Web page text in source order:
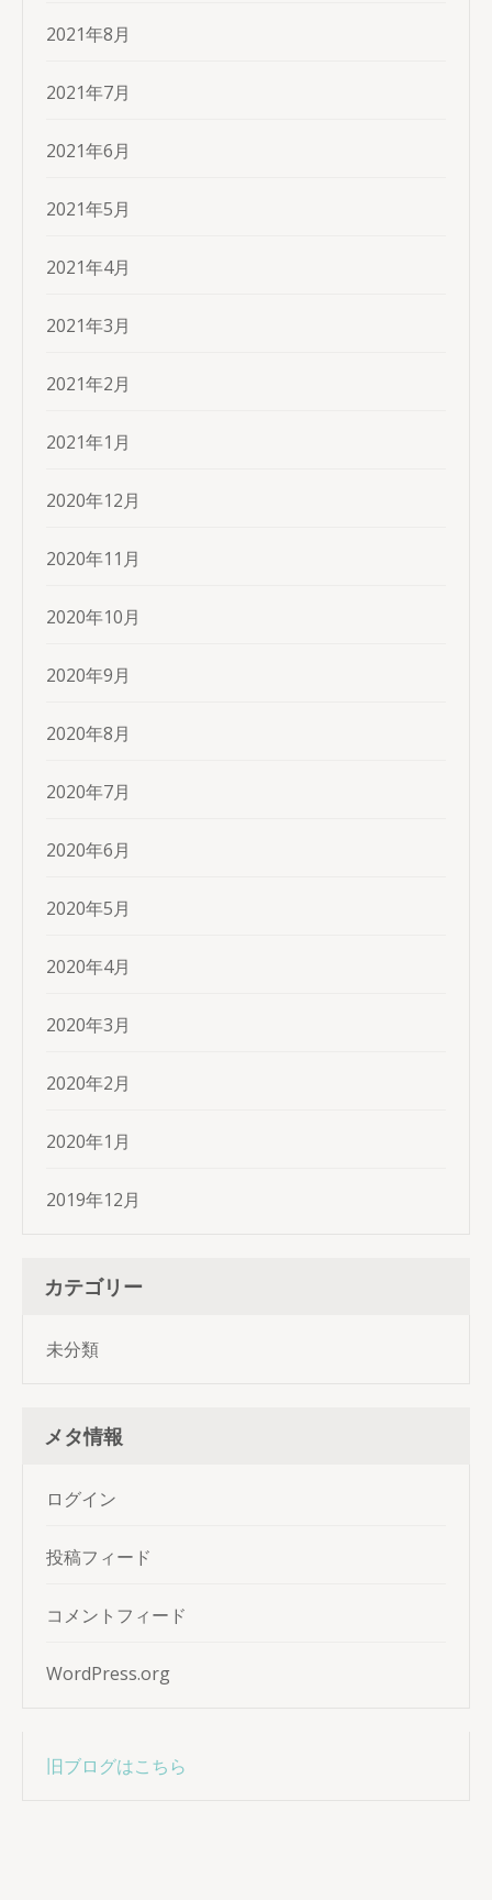
2021年8月
2021年7月
2021年6月
2021年5月
2021年4月
2021年3月
2021年2月
2021年1月
2020年12月
2020年11月
2020年10月
2020年9月
2020年8月
2020年7月
2020年6月
2020年5月
2020年4月
2020年3月
2020年2月
2020年1月
2019年12月
カテゴリー
未分類
メタ情報
ログイン
投稿フィード
コメントフィード
WordPress.org
旧ブログはこちら